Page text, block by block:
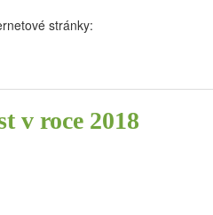
stránky:
v roce 2018